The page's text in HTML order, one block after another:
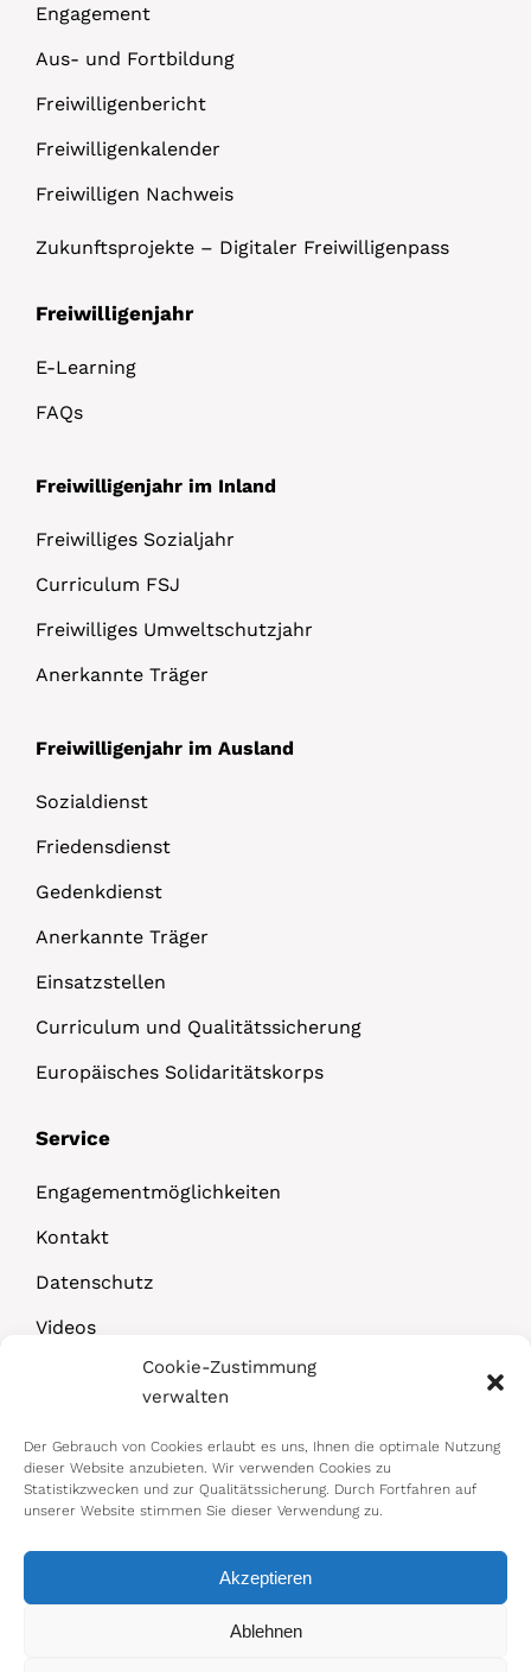
Cookie-Zustimmung
verwalten
Der Gebrauch von Cookies erlaubt es uns, Ihnen die optimale Nutzung
dieser Website anzubieten. Wir verwenden Cookies zu
Statistikzwecken und zur Qualitätssicherung. Durch Fortfahren auf
unserer Website stimmen Sie dieser Verwendung zu.
Akzeptieren
Ablehnen
Engagement
Aus- und Fortbildung
Freiwilligenbericht
Freiwilligenkalender
Freiwilligen Nachweis
Zukunftsprojekte – Digitaler Freiwilligenpass
Freiwilligenjahr
E-Learning
FAQs
Freiwilligenjahr im Inland
Freiwilliges Sozialjahr
Curriculum FSJ
Freiwilliges Umweltschutzjahr
Anerkannte Träger
Freiwilligenjahr im Ausland
Sozialdienst
Friedensdienst
Gedenkdienst
Anerkannte Träger
Einsatzstellen
Curriculum und Qualitätssicherung
Europäisches Solidaritätskorps
Service
Engagementmöglichkeiten
Kontakt
Datenschutz
Videos
© 2026 Bundesministerium für Arbeit,